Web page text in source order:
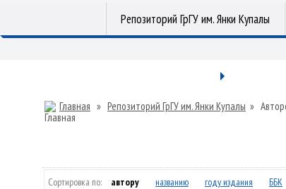
Репозиторий ГрГУ им. Янки Купалы
Главная » Репозиторий ГрГУ им. Янки Купалы »
Сортировка по: автору названию году издания ББК